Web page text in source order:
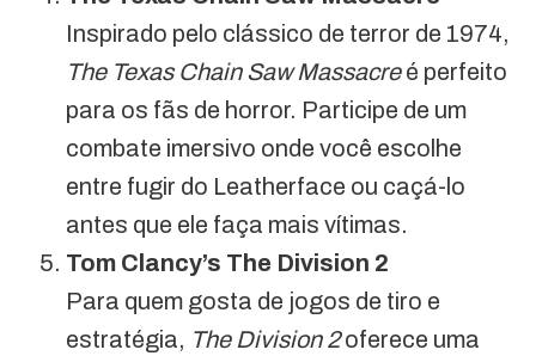
Inspirado pelo clássico de terror de 1974,
The Texas Chain Saw Massacreé perfeito
para os fãs de horror. Participe de um
combate imersivo onde você escolhe
entre fugir do Leatherface ou caçá-lo
antes que ele faça mais vítimas.
Tom Clancy’s The Division 2
Para quem gosta de jogos de tiro e
estratégia, The Division 2oferece uma